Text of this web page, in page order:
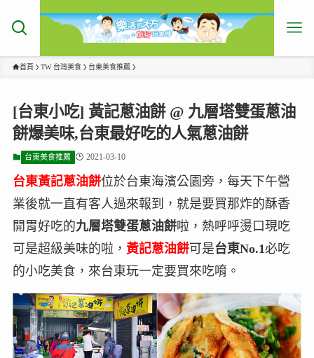
首頁 TW 台灣美食 台東美食推薦
[台東小吃] 黃記蔥油餅 @ 九層塔雙蛋蔥油
餅爆美味,台東最好吃的人氣蔥油餅
台東美食推薦 2021-03-10
台東黃記蔥油餅位於台東海濱公園旁，每天下午營
業後就一直有客人過來報到，就是要買那炸的酥香
開胃好吃的九層塔雙蛋蔥油餅啦，熱呼呼燙口現吃
可是超級美味的啦， 黃記蔥油餅可是台東No.1必吃
的小吃美食，來台東玩一定要買來吃唷。